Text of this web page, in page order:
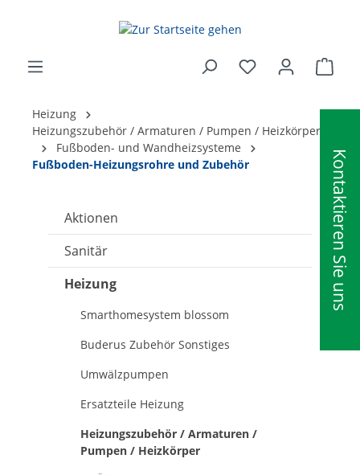
Kontaktieren Sie uns
Heizung
Heizungszubehör / Armaturen / Pumpen / Heizkörper
Fußboden- und Wandheizsysteme
Fußboden-Heizungsrohre und Zubehör
Aktionen
Sanitär
Heizung
Smarthomesystem blossom
Buderus Zubehör Sonstiges
Umwälzpumpen
Ersatzteile Heizung
Heizungszubehör / Armaturen /
Pumpen / Heizkörper